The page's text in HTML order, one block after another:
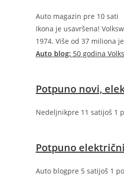
Auto magazin pre 10 sati
Ikona je usavršena!
1974. Više od 37 miliona
Auto blog: 50 godina
Potpuno novi,
Nedeljnikpre 11 satijoš 1
Potpuno
Auto blogpre 5 satijoš 1